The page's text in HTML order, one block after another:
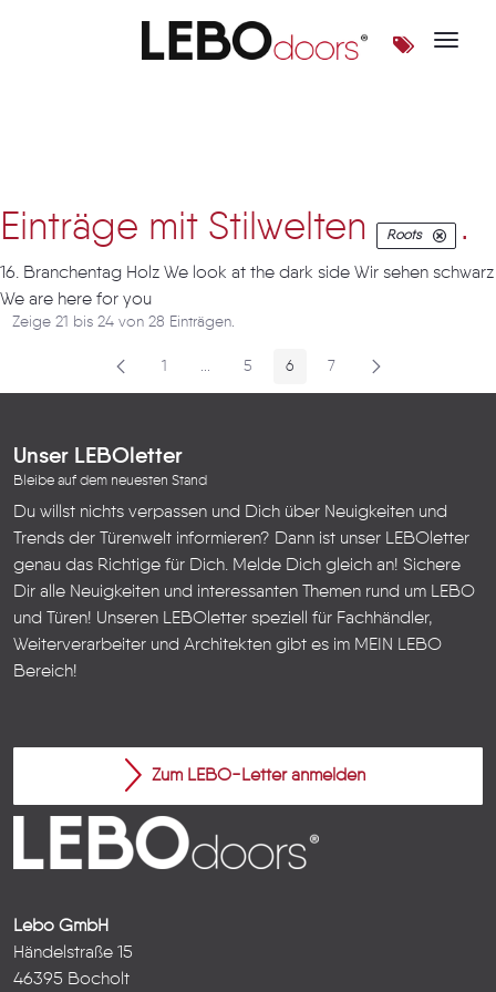
Toggle
Einträge mit Stilwelten Roots .
16. Branchentag Holz We look at the dark side Wir sehen schwarz
We are here for you
Zeige 21 bis 24 von 28 Einträgen.
Seite
1 ...Zwischenseiten
Seite
5 Seite
6 Seite
7
Unser LEBOletter
Bleibe auf dem neuesten Stand
Du willst nichts verpassen und Dich über Neuigkeiten und
Trends der Türenwelt informieren? Dann ist unser LEBOletter
genau das Richtige für Dich. Melde Dich gleich an! Sichere
Dir alle Neuigkeiten und interessanten Themen rund um LEBO
und Türen! Unseren LEBOletter speziell für Fachhändler,
Weiterverarbeiter und Architekten gibt es im MEIN LEBO
Bereich!
Zum LEBO-Letter anmelden
Lebo GmbH
Händelstraße 15
46395 Bocholt